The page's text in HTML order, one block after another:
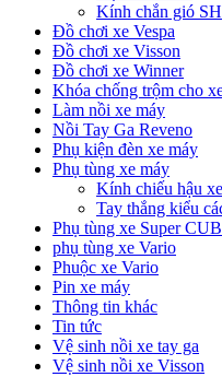
Kính chắn gió SH
Đồ chơi xe Vespa
Đồ chơi xe Visson
Đồ chơi xe Winner
Khóa chống trộm cho
Làm nồi xe máy
Nồi Tay Ga Reveno
Phụ kiện đèn xe máy
Phụ tùng xe máy
Kính chiếu hậu
Tay thắng kiểu
Phụ tùng xe Super
phụ tùng xe Vario
Phuộc xe Vario
Pin xe máy
Thông tin khác
Tin tức
Vệ sinh nồi xe tay ga
Vệ sinh nồi xe Visson